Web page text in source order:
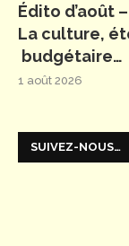
Édito d’août –
La culture,
budgétaire…
1 août 2026
SUIVEZ-NOUS…